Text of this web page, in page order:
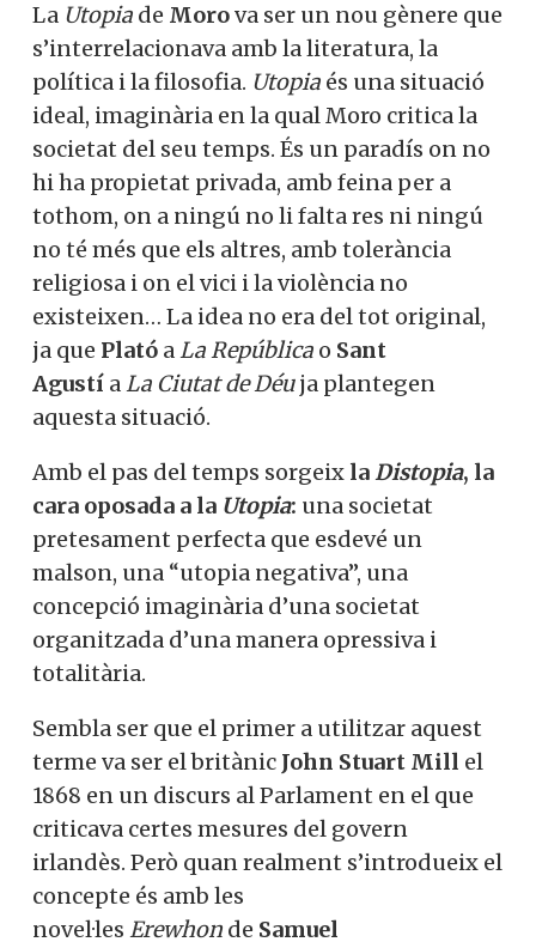
La Utopia de Morova ser un nou gènere que
s’interrelacionava amb la literatura, la
política i la filosofia. Utopia és una situació
ideal, imaginària en la qual Moro critica la
societat del seu temps. És un paradís on no
hi ha propietat privada, amb feina per a
tothom, on a ningú no li falta res ni ningú
no té més que els altres, amb tolerància
religiosa i on el vici i la violència no
existeixen… La idea no era del tot original,
ja que Plató aLa República o Sant
Agustí aLa Ciutat de Déuja plantegen
aquesta situació.
Amb el pas del temps sorgeix laDistopia, la
cara oposada a la Utopia: una societat
pretesament perfecta que esdevé un
malson, una “utopia negativa”, una
concepció imaginària d’una societat
organitzada d’una manera opressiva i
totalitària.
Sembla ser que el primer a utilitzar aquest
terme va ser el britànic John Stuart Mill el
1868 en un discurs al Parlament en el que
criticava certes mesures del govern
irlandès. Però quan realment s’introdueix el
concepte és amb les
novel·les Erewhon de Samuel